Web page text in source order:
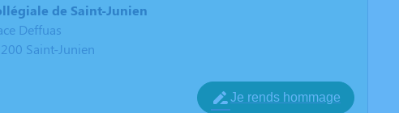
de Saint-Junien
Deffuas
Saint-Junien
Je rends hommage